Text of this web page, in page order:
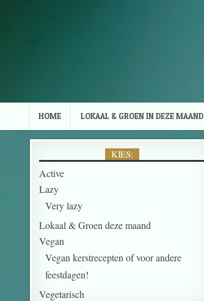
HOME LOKAAL & GROEN IN DEZE MAAND
KIES:
Active
Lazy
Very lazy
Lokaal & Groen deze maand
Vegan
Vegan kerstrecepten of voor andere
feestdagen!
Vegetarisch